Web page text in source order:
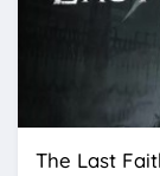
The Last